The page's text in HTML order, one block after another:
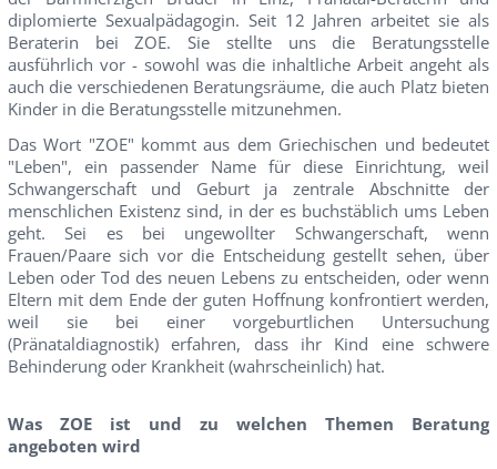
diplomierte Sexualpädagogin. Seit 12 Jahren arbeitet sie als
Beraterin bei ZOE. Sie stellte uns die Beratungsstelle
ausführlich vor - sowohl was die inhaltliche Arbeit angeht als
auch die verschiedenen Beratungsräume, die auch Platz bieten
Kinder in die Beratungsstelle mitzunehmen.
Das Wort "ZOE" kommt aus dem Griechischen und bedeutet
"Leben", ein passender Name für diese Einrichtung, weil
Schwangerschaft und Geburt ja zentrale Abschnitte der
menschlichen Existenz sind, in der es buchstäblich ums Leben
geht. Sei es bei ungewollter Schwangerschaft, wenn
Frauen/Paare sich vor die Entscheidung gestellt sehen, über
Leben oder Tod des neuen Lebens zu entscheiden, oder wenn
Eltern mit dem Ende der guten Hoffnung konfrontiert werden,
weil sie bei einer vorgeburtlichen Untersuchung
(Pränataldiagnostik) erfahren, dass ihr Kind eine schwere
Behinderung oder Krankheit (wahrscheinlich) hat.
Was ZOE ist und zu welchen Themen Beratung
angeboten wird